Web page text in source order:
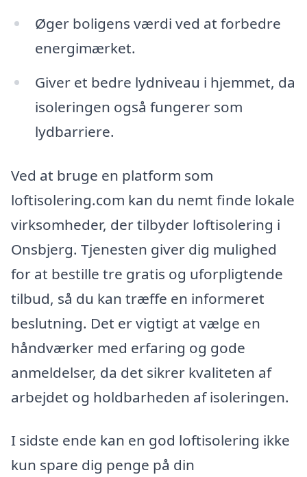
Øger boligens værdi ved at forbedre
energimærket.
Giver et bedre lydniveau i hjemmet, da
isoleringen også fungerer som
lydbarriere.
Ved at bruge en platform som
loftisolering.com kan du nemt finde lokale
virksomheder, der tilbyder loftisolering i
Onsbjerg. Tjenesten giver dig mulighed
for at bestille tre gratis og uforpligtende
tilbud, så du kan træffe en informeret
beslutning. Det er vigtigt at vælge en
håndværker med erfaring og gode
anmeldelser, da det sikrer kvaliteten af
arbejdet og holdbarheden af isoleringen.
I sidste ende kan en god loftisolering ikke
kun spare dig penge på din